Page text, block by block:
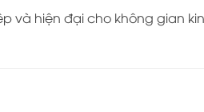
và hiện đại cho không gian